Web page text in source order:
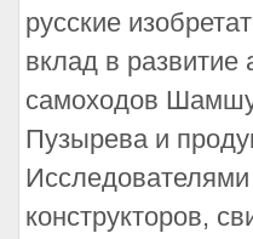
русские
вклад в развитие
самоходов
Пузырева и
конструкторов,